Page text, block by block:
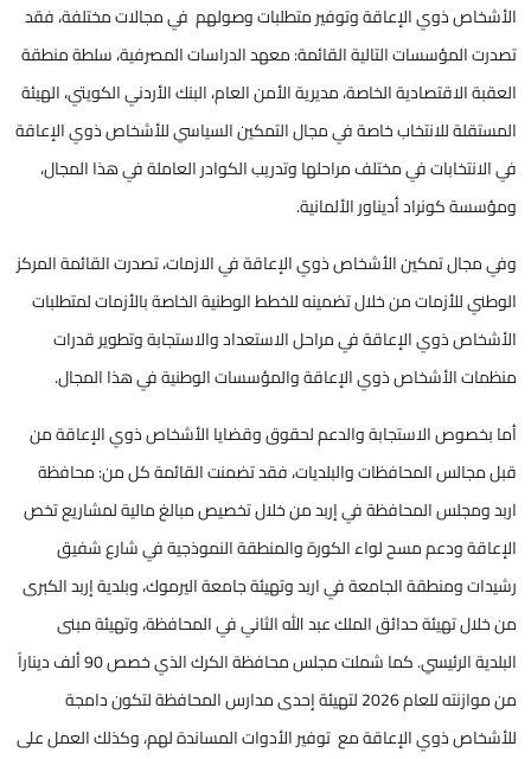
الأشخاص ذوي الإعاقة وتوفير متطلبات وصولهم في مجالات مختلفة، فقد
تصدرت المؤسسات التالية القائمة: معهد الدراسات المصرفية، سلطة منطقة
العقبة الاقتصادية الخاصة، مديرية الأمن العام، البنك الأردني الكويتي، الهيئة
المستقلة للانتخاب خاصة في مجال التمكين السياسي للأشخاص ذوي الإعاقة
في الانتخابات في مختلف مراحلها وتدريب الكوادر العاملة في هذا المجال،
ومؤسسة كونراد أديناور الألمانية.
وفي مجال تمكين الأشخاص ذوي الإعاقة في الازمات، تصدرت القائمة المركز
الوطني للأزمات من خلال تضمينه للخطط الوطنية الخاصة بالأزمات لمتطلبات
الأشخاص ذوي الإعاقة في مراحل الاستعداد والاستجابة وتطوير قدرات
منظمات الأشخاص ذوي الإعاقة والمؤسسات الوطنية في هذا المجال.
أما بخصوص الاستجابة والدعم لحقوق وقضايا الأشخاص ذوي الإعاقة من
قبل مجالس المحافظات والبلديات، فقد تضمنت القائمة كل من: محافظة
اربد ومجلس المحافظة في إربد من خلال تخصيص مبالغ مالية لمشاريع تخص
الإعاقة ودعم مسح لواء الكورة والمنطقة النموذجية في شارع شفيق
رشيدات ومنطقة الجامعة في اربد وتهيئة جامعة اليرموك، وبلدية إربد الكبرى
من خلال تهيئة حدائق الملك عبد الله الثاني في المحافظة، وتهيئة مبنى
البلدية الرئيسي. كما شملت مجلس محافظة الكرك الذي خصص 90 ألف ديناراً
من موازنته للعام 2026 لتهيئة إحدى مدارس المحافظة لتكون دامجة
للأشخاص ذوي الإعاقة مع توفير الأدوات المساندة لهم، وكذلك العمل على